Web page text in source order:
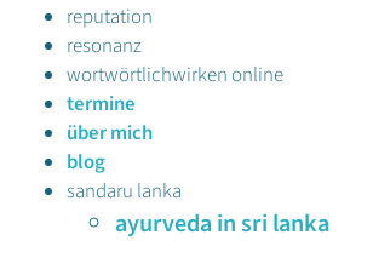
reputation
resonanz
wortwörtlichwirken online
termine
über mich
blog
sandaru lanka
ayurveda in sri lanka